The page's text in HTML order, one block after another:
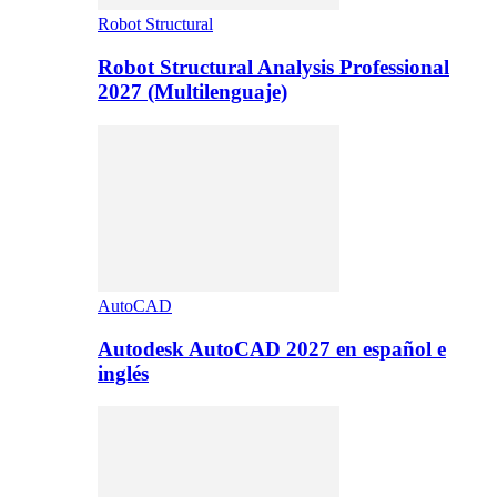
Robot Structural
Robot Structural Analysis Professional
2027 (Multilenguaje)
AutoCAD
Autodesk AutoCAD 2027 en español e
inglés